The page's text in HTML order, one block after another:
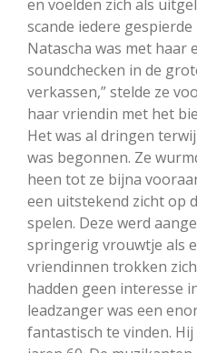
en voelden zich als
scande iedere
Natascha was met haar
soundchecken in de
verkassen,” stelde ze
haar vriendin met het
Het was al dringen
was begonnen. Ze
heen tot ze bijna
een uitstekend zicht op
spelen. Deze werd
springerig vrouwtje als
vriendinnen trokken
hadden geen interesse
leadzanger was een
fantastisch te vinden.